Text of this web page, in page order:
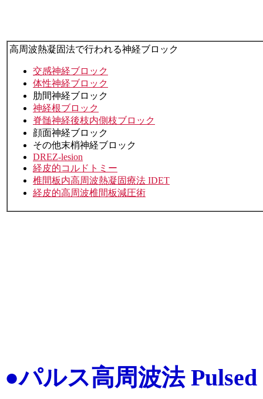
高周波熱凝固法で行われる神経ブロック
交感神経ブロック
体性神経ブロック
肋間神経ブロック
神経根ブロック
脊髄神経後枝内側枝ブロック
顔面神経ブロック
その他末梢神経ブロック
DREZ-lesion
経皮的コルドトミー
椎間板内高周波熱凝固療法 IDET
経皮的高周波椎間板減圧術
●パルス高周波法